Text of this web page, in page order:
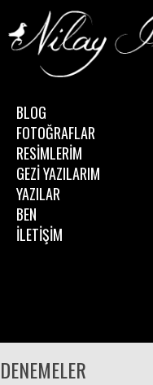
BLOG
FOTOĞRAFLAR
RESİMLERİM
GEZİ YAZILARIM
YAZILAR
BEN
İLETİŞİM
DENEMELER